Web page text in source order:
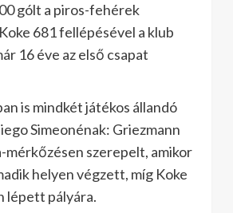
gólt a piros-fehérek
681 fellépésével a klub
16 éve az első csapat
is mindkét játékos állandó
Simeonénak: Griezmann
mérkőzésen szerepelt, amikor
helyen végzett, míg Koke
lépett pályára.